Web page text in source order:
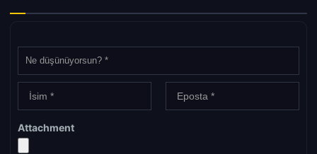
Attachment